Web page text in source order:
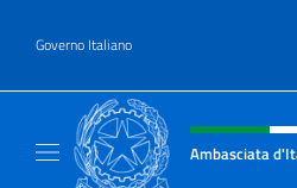
Governo Italiano
Intestazione sito,
Ambasciata